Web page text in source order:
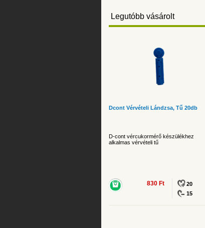
Legutóbb vásárolt
Dcont Vérvételi Lándzsa, Tű 20db
D-cont vércukormérő készülékhez
alkalmas vérvételi tű
830 Ft
20
15